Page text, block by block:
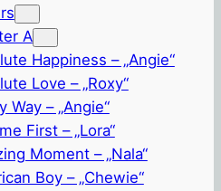
A
Happiness – „Angie“
Love – „Roxy“
Way – „Angie“
First – „Lora“
Moment – „Nala“
Boy – „Chewie“